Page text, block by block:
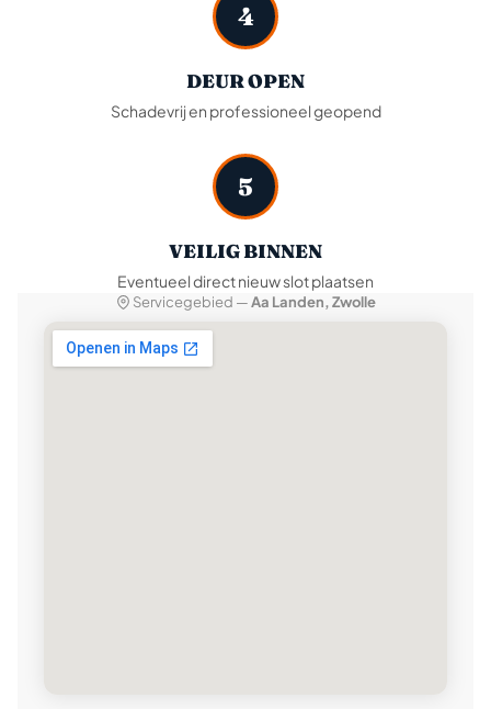
4
DEUR OPEN
Schadevrij en professioneel geopend
5
VEILIG BINNEN
Eventueel direct nieuw slot plaatsen
Servicegebied —Aa Landen, Zwolle